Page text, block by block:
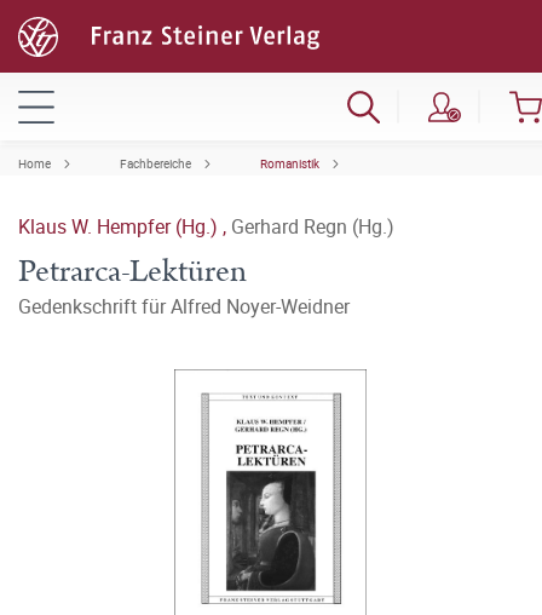
Home Fachbereiche Romanistik
Klaus W. Hempfer (Hg.) , Gerhard Regn (Hg.)
Petrarca-Lektüren
Gedenkschrift für Alfred Noyer-Weidner